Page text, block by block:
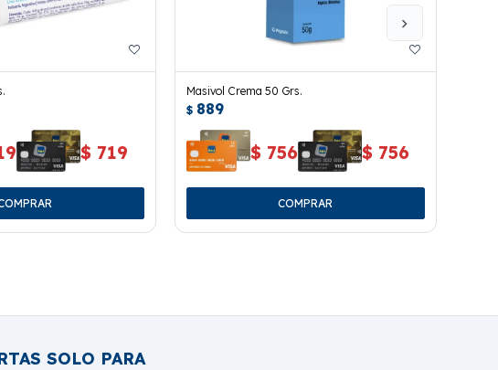
$ 719
Masivol Crema 50 Grs.
$ 889
$ 756 $ 756
SOLO PARA